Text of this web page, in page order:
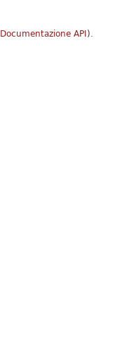
Documentazione API).